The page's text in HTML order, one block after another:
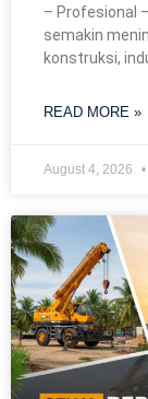
– Profesional
semakin
konstruksi,
READ MORE »
August 4, 2026